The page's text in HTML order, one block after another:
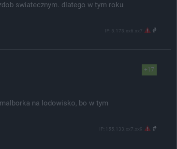
swiatecznym. dlatego w tym roku
IP: 5.173.xx6.xx7 #
+17
na lodowisko, bo w tym
IP: 155.133.xx7.xx9 #